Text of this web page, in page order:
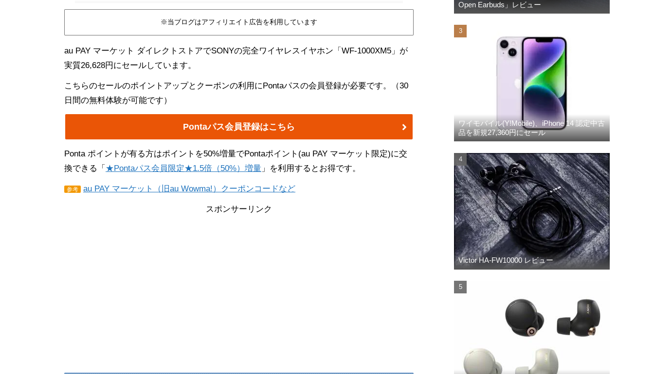
※当ブログはアフィリエイト広告を利用しています
au PAY マーケット ダイレクトストアでSONYの完全ワイヤレスイヤホン「WF-1000XM5」が
実質26,628円にセールしています。
こちらのセールのポイントアップとクーポンの利用にPontaパスの会員登録が必要です。（30
日間の無料体験が可能です）
Pontaパス会員登録はこちら
Ponta ポイントが有る方はポイントを50%増量でPontaポイント(au PAY マーケット限定)に交
換できる「 ★Pontaパス会員限定★1.5倍（50%）増量 」を利用するとお得です。
参考 au PAY マーケット（旧au Wowma!）クーポンコードなど
スポンサーリンク
Open Earbuds」レビュー
ワイモバイル(Y!Mobile)、iPhone 14 認定中古
品を新規27,360円にセール
Victor HA-FW10000 レビュー